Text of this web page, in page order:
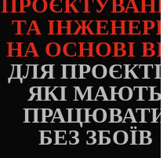
ТА
НА ОСНОВІ
ДЛЯ
ЯКІ МАЮТЬ
ПРАЦЮВАТИ
БЕЗ ЗБОЇВ